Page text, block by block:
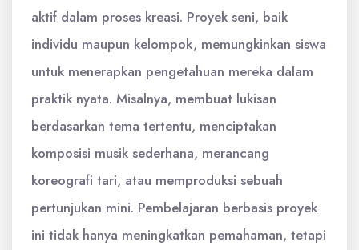
aktif dalam proses kreasi. Proyek seni, baik
individu maupun kelompok, memungkinkan siswa
untuk menerapkan pengetahuan mereka dalam
praktik nyata. Misalnya, membuat lukisan
berdasarkan tema tertentu, menciptakan
komposisi musik sederhana, merancang
koreografi tari, atau memproduksi sebuah
pertunjukan mini. Pembelajaran berbasis proyek
ini tidak hanya meningkatkan pemahaman, tetapi